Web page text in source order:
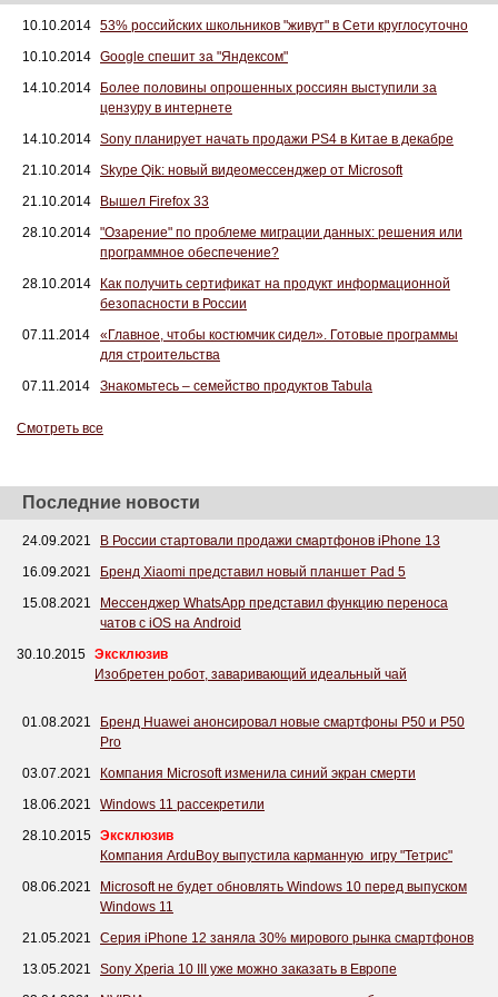
10.10.2014 53% российских школьников "живут" в Сети круглосуточно
10.10.2014 Google спешит за "Яндексом"
14.10.2014
Более половины опрошенных россиян выступили за
цензуру в интернете
14.10.2014 Sony планирует начать продажи PS4 в Китае в декабре
21.10.2014 Skype Qik: новый видеомессенджер от Microsoft
21.10.2014
Вышел Firefox 33
28.10.2014 "Озарение" по проблеме миграции данных: решения или
программное обеспечение?
28.10.2014
Как получить сертификат на продукт информационной
безопасности в России
07.11.2014
«Главное, чтобы костюмчик сидел». Готовые программы
для строительства
07.11.2014
Знакомьтесь – семейство продуктов Tabula
Смотреть все
Последние новости
24.09.2021
В России стартовали продажи смартфонов iPhone 13
16.09.2021
Бренд Xiaomi представил новый планшет Pad 5
15.08.2021
Мессенджер WhatsApp представил функцию переноса
чатов с iOS на Android
30.10.2015 Эксклюзив
Изобретен робот, заваривающий идеальный чай
01.08.2021
Бренд Huawei анонсировал новые смартфоны P50 и P50
Pro
03.07.2021
Компания Microsoft изменила синий экран смерти
18.06.2021
Windows 11 рассекретили
28.10.2015 Эксклюзив
Компания ArduBoy выпустила карманную игру "Тетрис"
08.06.2021
Microsoft не будет обновлять Windows 10 перед выпуском
Windows 11
21.05.2021
Серия iPhone 12 заняла 30% мирового рынка смартфонов
13.05.2021
Sony Xperia 10 III уже можно заказать в Европе